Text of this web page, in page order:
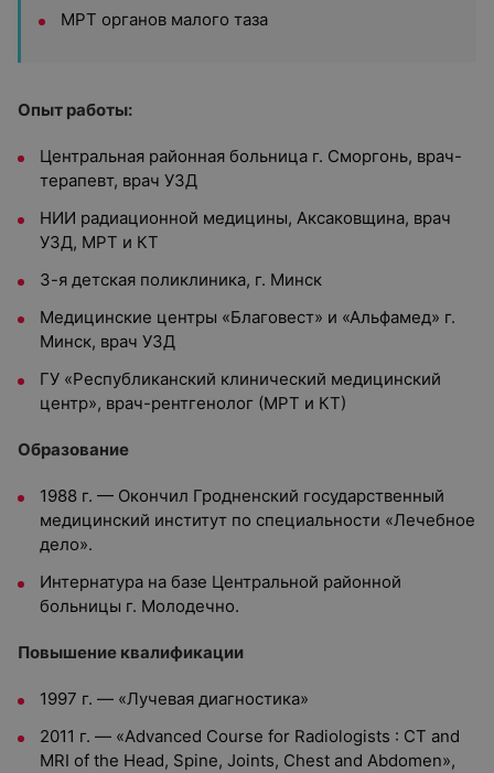
МРТ органов малого таза
Опыт работы:
Центральная районная больница г. Сморгонь, врач-
терапевт, врач УЗД
НИИ радиационной медицины, Аксаковщина, врач
УЗД, МРТ и КТ
3-я детская поликлиника, г. Минск
Медицинские центры «Благовест» и «Альфамед» г.
Минск, врач УЗД
ГУ «Республиканский клинический медицинский
центр», врач-рентгенолог (МРТ и КТ)
Образование
1988 г. — Окончил Гродненский государственный
медицинский институт по специальности «Лечебное
дело».
Интернатура на базе Центральной районной
больницы г. Молодечно.
Повышение квалификации
1997 г. — «Лучевая диагностика»
2011 г. — «Advanced Course for Radiologists : CT and
MRI of the Head, Spine, Joints, Chest and Abdomen»,